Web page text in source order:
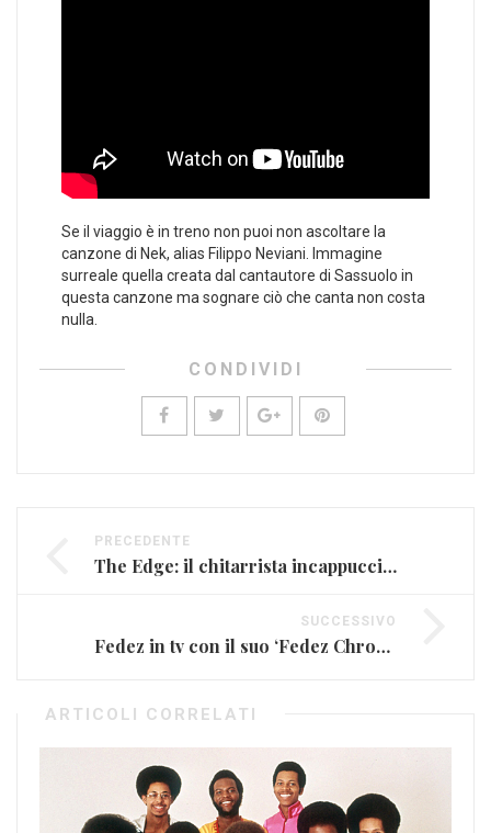
Se il viaggio è in treno non puoi non ascoltare la
canzone di Nek, alias Filippo Neviani. Immagine
surreale quella creata dal cantautore di Sassuolo in
questa canzone ma sognare ciò che canta non costa
nulla.
CONDIVIDI
PRECEDENTE
The Edge: il chitarrista incappucciato degli U2
SUCCESSIVO
Fedez in tv con il suo ‘Fedez Chronicles – Tour 2015’
ARTICOLI CORRELATI